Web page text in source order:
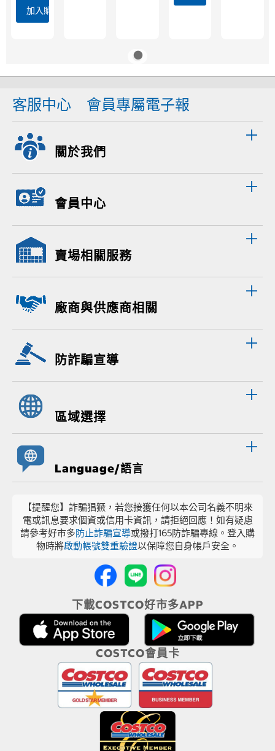
加入購物車
客服中心 會員專屬電子報
關於我們
會員中心
賣場相關服務
廠商與供應商相關
防詐騙宣導
區域選擇
Language/語言
【提醒您】詐騙猖獗，若您接獲任何以本公司名義不明來
電或訊息要求個資或信用卡資訊，請拒絕回應！如有疑慮
請參考好市多防止詐騙宣導或撥打165防詐騙專線。登入購
物時將啟動帳號雙重驗證以保障您自身帳戶安全。
下載COSTCO好市多APP
COSTCO會員卡